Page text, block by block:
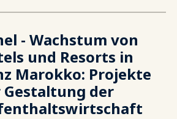
- Wachstum von
und Resorts in
Marokko: Projekte
Gestaltung der